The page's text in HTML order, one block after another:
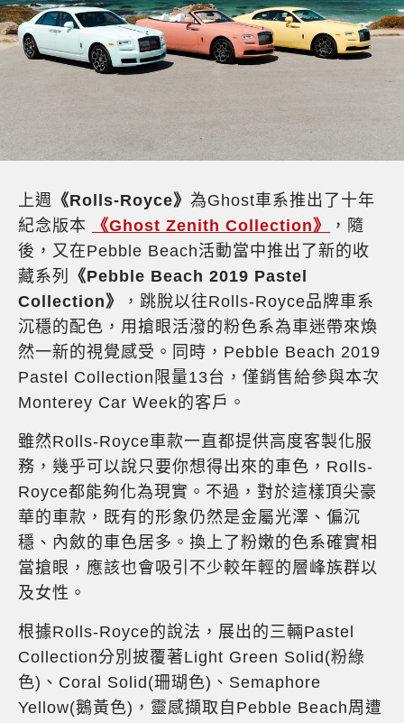
上週 《Rolls-Royce》 為Ghost車系推出了十年
紀念版本
《Ghost Zenith Collection》
，隨
後，又在Pebble Beach活動當中推出了新的收
藏系列
《Pebble Beach 2019 Pastel
Collection》
，跳脫以往Rolls-Royce品牌車系
沉穩的配色，用搶眼活潑的粉色系為車迷帶來煥
然一新的視覺感受。同時，Pebble Beach 2019
Pastel Collection限量13台，僅銷售給參與本次
Monterey Car Week的客戶。
雖然Rolls-Royce車款一直都提供高度客製化服
務，幾乎可以說只要你想得出來的車色，Rolls-
Royce都能夠化為現實。不過，對於這樣頂尖豪
華的車款，既有的形象仍然是金屬光澤、偏沉
穩、內斂的車色居多。換上了粉嫩的色系確實相
當搶眼，應該也會吸引不少較年輕的層峰族群以
及女性。
根據Rolls-Royce的說法，展出的三輛Pastel
Collection分別披覆著Light Green Solid(粉綠
色)、Coral Solid(珊瑚色)、Semaphore
Yellow(鵝黃色)，靈感擷取自Pebble Beach周遭